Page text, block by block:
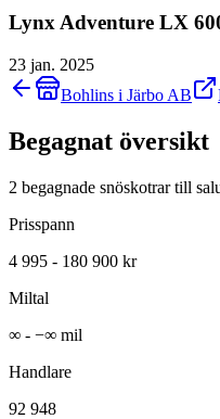
Lynx Adventure LX
23 jan. 2025
Bohlins i Järbo AB
Begagnat översikt
2 begagnade snöskotrar till
Prisspann
4 995 - 180 900 kr
Miltal
∞ - −∞ mil
Handlare
92 948